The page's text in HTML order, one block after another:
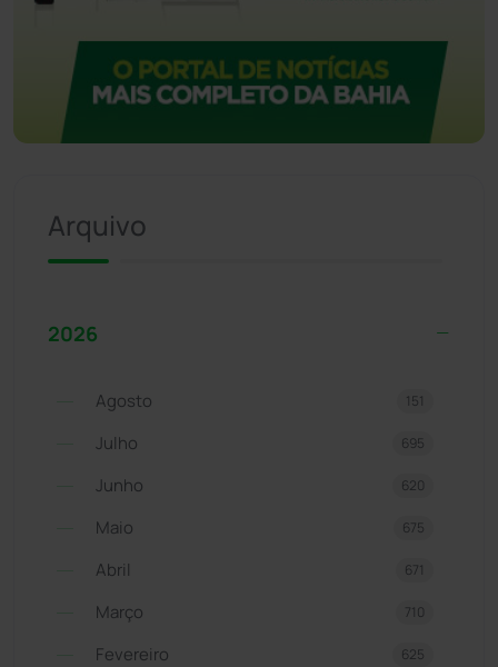
Arquivo
2026
Agosto 151
Julho 695
Junho 620
Maio 675
Abril 671
Março 710
Fevereiro 625